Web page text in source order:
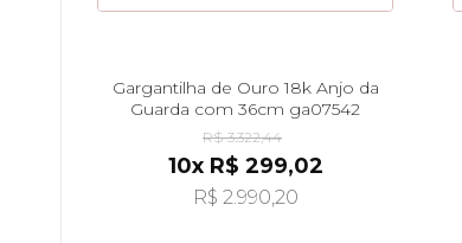
Gargantilha de Ouro 18k Anjo da
Guarda com 36cm ga07542
R$ 3.322,44
10x R$ 299,02
R$ 2.990,20